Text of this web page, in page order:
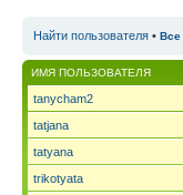
Найти пользователя • Все
ИМЯ ПОЛЬЗОВАТЕЛЯ
tanycham2
tatjana
tatyana
trikotyata